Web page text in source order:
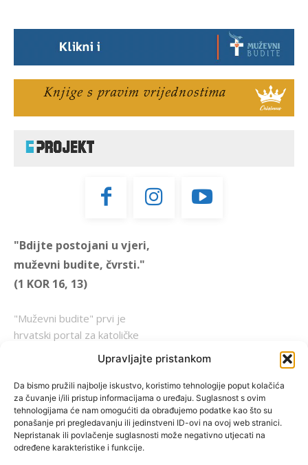
Upravljajte pristankom
Da bismo pružili najbolje iskustvo, koristimo tehnologije poput kolačića
za čuvanje i/ili pristup informacijama o uređaju. Suglasnost s ovim
tehnologijama će nam omogućiti da obrađujemo podatke kao što su
ponašanje pri pregledavanju ili jedinstveni ID-ovi na ovoj web stranici.
Nepristanak ili povlačenje suglasnosti može negativno utjecati na
određene karakteristike i funkcije.
"Bdijte postojani u vjeri,
muževni budite, čvrsti."
(1 KOR 16, 13)
"Muževni budite" prvi je
hrvatski portal za katoličke
muškarce koji pokušava
reafirmirati u današnje
vrijeme itekako narušen
biblijski koncept muževnosti,
koji pokušavamo osvijetliti iz
više aspekata, prigodnih
rubrika i poticajnih inicijativa.